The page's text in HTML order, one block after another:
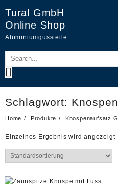
content
Tural GmbH
Online Shop
Aluminiumgussteile
Schlagwort:
Home Produkte Knospenaufsatz
Einzelnes Ergebnis wird angezeigt